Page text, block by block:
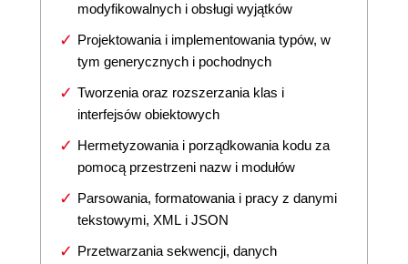
modyfikowalnych i obsługi wyjątków
Projektowania i implementowania typów, w
tym generycznych i pochodnych
Tworzenia oraz rozszerzania klas i
interfejsów obiektowych
Hermetyzowania i porządkowania kodu za
pomocą przestrzeni nazw i modułów
Parsowania, formatowania i pracy z danymi
tekstowymi, XML i JSON
Przetwarzania sekwencji, danych